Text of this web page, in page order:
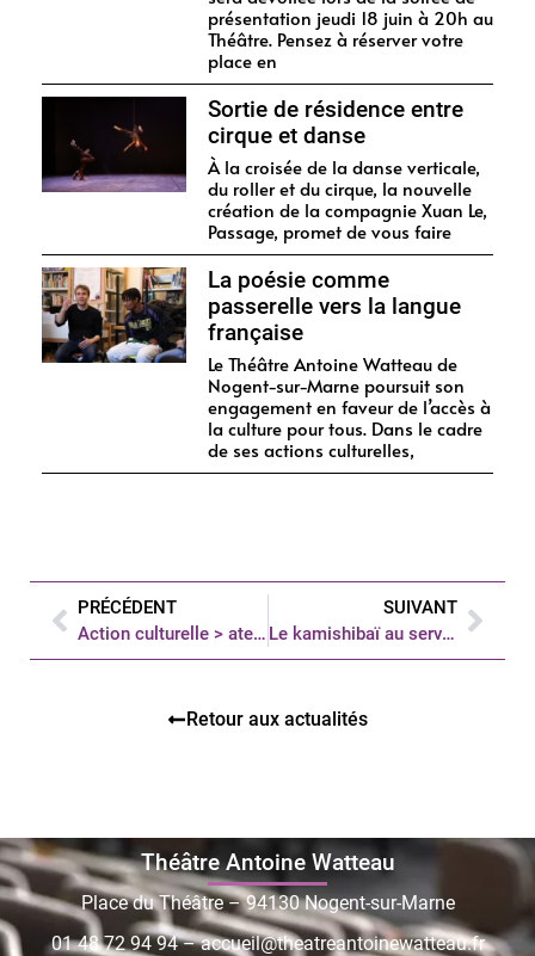
présentation jeudi 18 juin à 20h au
Théâtre. Pensez à réserver votre
place en
Sortie de résidence entre
cirque et danse
À la croisée de la danse verticale,
du roller et du cirque, la nouvelle
création de la compagnie Xuan Le,
Passage, promet de vous faire
La poésie comme
passerelle vers la langue
française
Le Théâtre Antoine Watteau de
Nogent-sur-Marne poursuit son
engagement en faveur de l’accès à
la culture pour tous. Dans le cadre
de ses actions culturelles,
PRÉCÉDENT
Action culturelle > ateliers d’écriture avec le Collectif Ubique
SUIVANT
Le kamishibaï au service de l’action culturelle
Retour aux actualités
Théâtre Antoine Watteau
Place du Théâtre – 94130 Nogent-sur-Marne
01 48 72 94 94–accueil@theatreantoinewatteau.fr